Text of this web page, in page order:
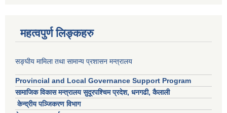
महत्वपुर्ण लिङ्कहरु
सङ्घीय मामिला तथा सामान्य प्रशासन मन्त्रालय
Provincial and Local Governance Support Program
सामाजिक विकास मन्त्रालय सुदूरपश्चिम प्रदेश, धनगढी, कैलाली
केन्द्रीय पञ्जिकरण विभाग